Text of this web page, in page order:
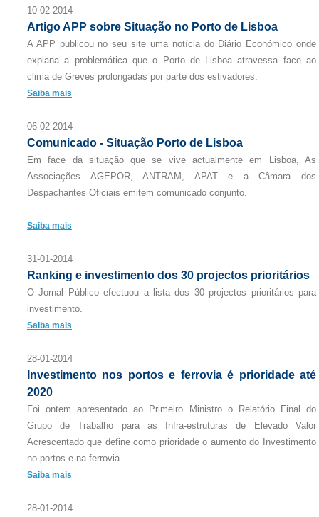
10-02-2014
Artigo APP sobre Situação no Porto de Lisboa
A APP publicou no seu site uma notícia do Diário Económico onde
explana a problemática que o Porto de Lisboa atravessa face ao
clima de Greves prolongadas por parte dos estivadores.
Saiba mais
06-02-2014
Comunicado - Situação Porto de Lisboa
Em face da situação que se vive actualmente em Lisboa, As
Associações AGEPOR, ANTRAM, APAT e a Câmara dos
Despachantes Oficiais emitem comunicado conjunto.
Saiba mais
31-01-2014
Ranking e investimento dos 30 projectos prioritários
O Jornal Público efectuou a lista dos 30 projectos prioritários para
investimento.
Saiba mais
28-01-2014
Investimento nos portos e ferrovia é prioridade até
2020
Foi ontem apresentado ao Primeiro Ministro o Relatório Final do
Grupo de Trabalho para as Infra-estruturas de Elevado Valor
Acrescentado que define como prioridade o aumento do Investimento
no portos e na ferrovia.
Saiba mais
28-01-2014